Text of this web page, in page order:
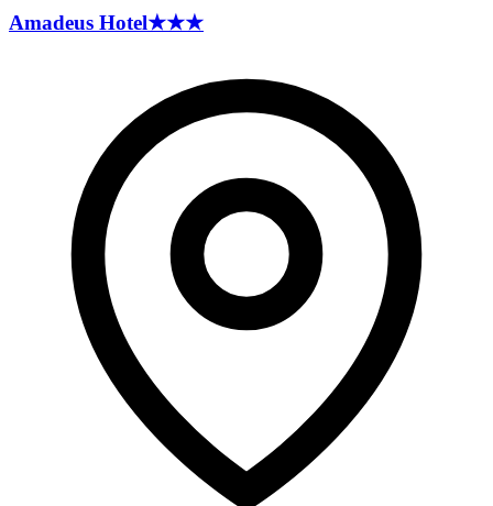
Amadeus Hotel★★★